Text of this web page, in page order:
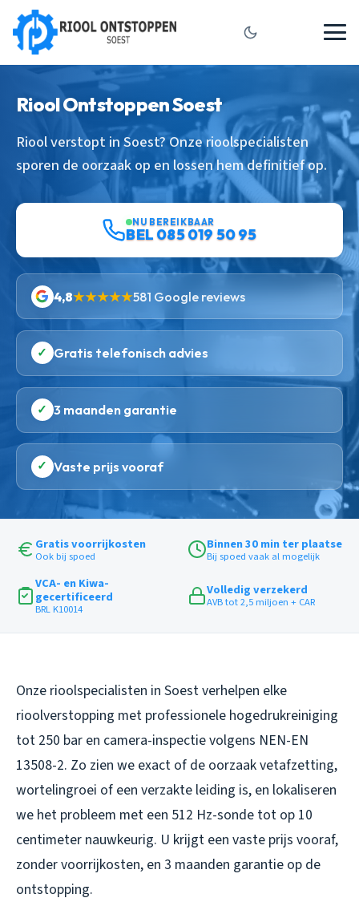
Riool Ontstoppen Soest
Riool verstopt in Soest? Onze rioolspecialisten
sporen de oorzaak op en lossen hem definitief op.
NU BEREIKBAAR
BEL 085 019 50 95
4,8★★★★★581 Google reviews
✓ Gratis telefonisch advies
✓ 3 maanden garantie
✓ Vaste prijs vooraf
Gratis voorrijkosten
Ook bij spoed
Binnen 30 min ter plaatse
Bij spoed vaak al mogelijk
VCA- en Kiwa-
gecertificeerd
BRL K10014
Volledig verzekerd
AVB tot 2,5 miljoen + CAR
Onze rioolspecialisten in Soest verhelpen elke
rioolverstopping met professionele hogedrukreiniging
tot 250 bar en camera-inspectie volgens NEN-EN
13508-2. Zo zien we exact of de oorzaak vetafzetting,
wortelingroei of een verzakte leiding is, en lokaliseren
we het probleem met een 512 Hz-sonde tot op 10
centimeter nauwkeurig. U krijgt een vaste prijs vooraf,
zonder voorrijkosten, en 3 maanden garantie op de
ontstopping.